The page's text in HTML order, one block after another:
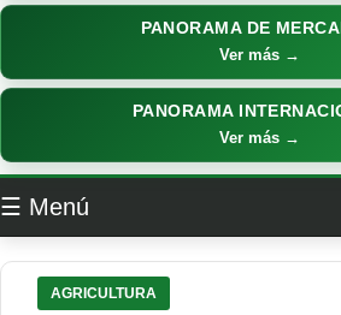
PANORAMA DE
Ver más →
PANORAMA
Ver más →
☰ Menú
AGRICULTURA